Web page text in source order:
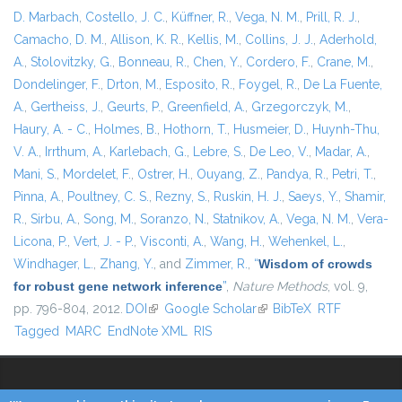
D. Marbach, Costello, J. C., Küffner, R., Vega, N. M., Prill, R. J.,
Camacho, D. M., Allison, K. R., Kellis, M., Collins, J. J., Aderhold,
A., Stolovitzky, G., Bonneau, R., Chen, Y., Cordero, F., Crane, M.,
Dondelinger, F., Drton, M., Esposito, R., Foygel, R., De La Fuente,
A., Gertheiss, J., Geurts, P., Greenfield, A., Grzegorczyk, M.,
Haury, A. - C., Holmes, B., Hothorn, T., Husmeier, D., Huynh-Thu,
V. A., Irrthum, A., Karlebach, G., Lebre, S., De Leo, V., Madar, A.,
Mani, S., Mordelet, F., Ostrer, H., Ouyang, Z., Pandya, R., Petri, T.,
Pinna, A., Poultney, C. S., Rezny, S., Ruskin, H. J., Saeys, Y., Shamir,
R., Sirbu, A., Song, M., Soranzo, N., Statnikov, A., Vega, N. M., Vera-
Licona, P., Vert, J. - P., Visconti, A., Wang, H., Wehenkel, L.,
Windhager, L., Zhang, Y., and Zimmer, R., “Wisdom of crowds
for robust gene network inference”, Nature Methods, vol. 9,
pp. 796-804, 2012. DOI (link is external)
Google Scholar(link is external)
BibTeX RTF
Tagged MARC EndNote XML RIS